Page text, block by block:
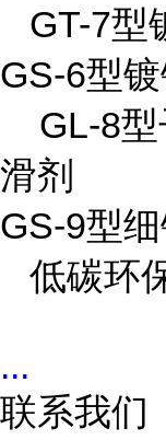
GT-7型
GS-6型
GL-8型
滑剂
GS-9型
低碳环
...
联系我们